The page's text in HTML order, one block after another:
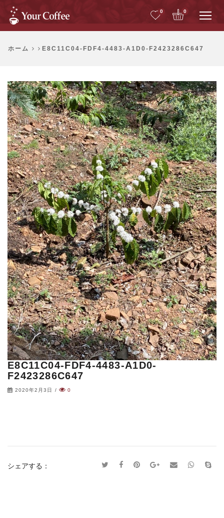
0 0
ホーム E8C11C04-FDF4-4483-A1D0-F2423286C647
E8C11C04-FDF4-4483-A1D0-
F2423286C647
2020年2月3日 / 0
シェアする：